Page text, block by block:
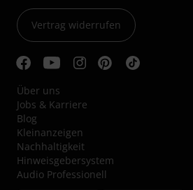
Vertrag widerrufen
Über uns
Jobs & Karriere
Blog
Kleinanzeigen
Nachhaltigkeit
Hinweisgebersystem
Audio Professionell